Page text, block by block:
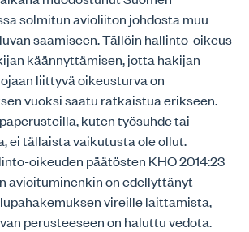
solmitun avioliiton johdosta muu
saamiseen. Tällöin hallinto-oikeus
käännyttämisen, jotta hakijan
liittyvä oikeusturva on
vuoksi saatu ratkaistua erikseen.
kuten työsuhde tai
ei tällaista vaikutusta ole ollut.
oikeuden päätösten KHO 2014:23
avioituminenkin on edellyttänyt
vireille laittamista,
perusteeseen on haluttu vedota.